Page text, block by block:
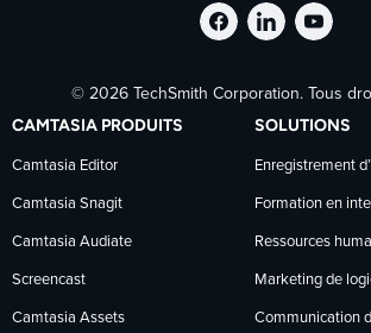
Suivre
sur
Suivre
sursur
© 2026 TechSmith Corporation. Tous
CAMTASIA PRODUITS
Camtasia Editor
Camtasia Snagit
Camtasia Audiate
Screencast
Camtasia Assets
SOLUTIONS
Enregistrement
Formation en
Ressources
Marketing de
Communication